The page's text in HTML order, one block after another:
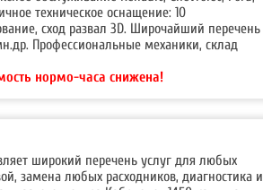
техническое оснащение: 10
сход развал 3D. Широчайший перечень
Профессиональные механики, склад
нормо-часа снижена!
широкий перечень услуг для любых
замена любых расходников, диагностика и